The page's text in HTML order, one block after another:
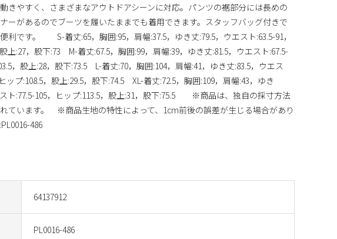
64137912
PL0016-486
きやすく、さまざまなアウトドアシーンに対応。パンツの裾部分には長めの
ーがあるのでブーツを履いたままでも着用できます。スタッフバッグ付きで
利です。 S-着丈:65，胸囲:95，肩幅:37.5，ゆき丈:79.5，ウエスト:63.5-91，
上:27，股下:73 M-着丈:67.5，胸囲:99，肩幅:39，ゆき丈:81.5，ウエスト:67.5-
，股上:28，股下:73.5 L-着丈:70，胸囲:104，肩幅:41，ゆき丈:83.5，ウエス
ップ:108.5，股上:29.5，股下:74.5 XL-着丈:72.5，胸囲:109，肩幅:43，ゆき
スト:77.5-105，ヒップ:113.5，股上:31，股下:75.5 ※商品は、独自の採寸方法
ています。 ※商品生地の特性によって、1cm前後の誤差が生じる場合があり
486